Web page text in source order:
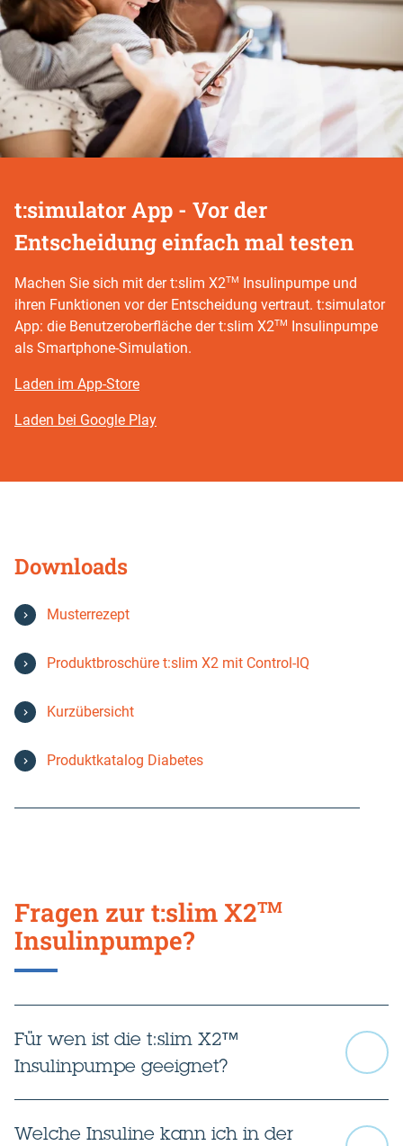
t:simulator App - Vor der
Entscheidung einfach mal testen
Machen Sie sich mit der t:slim X2TM
Insulinpumpe und
ihren Funktionen vor der Entscheidung vertraut. t:simulator
App: die Benutzeroberfläche der t:slim X2TM
Insulinpumpe
als Smartphone-Simulation.
Laden im App-Store
Laden bei Google Play
thisDownloads
Musterrezept
Produktbroschüre t:slim X2 mit Control-IQ
Kurzübersicht
Produktkatalog Diabetes
Fragen zur t:slim X2TM
Insulinpumpe?
Für wen ist die t:slim X2™
Insulinpumpe geeignet?
Welche Insuline kann ich in der